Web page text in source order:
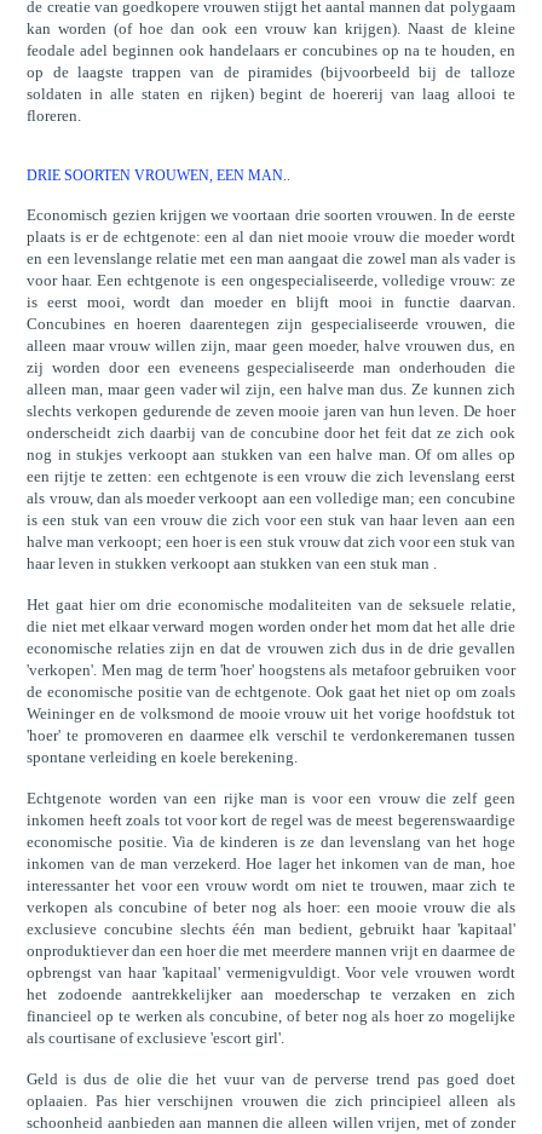
de creatie van goedkopere vrouwen stijgt het aantal mannen dat polygaam
kan worden (of hoe dan ook een vrouw kan krijgen). Naast de kleine
feodale adel beginnen ook handelaars er concubines op na te houden, en
op de laagste trappen van de piramides (bijvoorbeeld bij de talloze
soldaten in alle staten en rijken) begint de hoererij van laag allooi te
floreren.
DRIE SOORTEN VROUWEN, EEN MAN..
Economisch gezien krijgen we voortaan drie soorten vrouwen. In de eerste
plaats is er de echtgenote: een al dan niet mooie vrouw die moeder wordt
en een levenslange relatie met een man aangaat die zowel man als vader is
voor haar. Een echtgenote is een ongespecialiseerde, volledige vrouw: ze
is eerst mooi, wordt dan moeder en blijft mooi in functie daarvan.
Concubines en hoeren daarentegen zijn gespecialiseerde vrouwen, die
alleen maar vrouw willen zijn, maar geen moeder, halve vrouwen dus, en
zij worden door een eveneens gespecialiseerde man onderhouden die
alleen man, maar geen vader wil zijn, een halve man dus. Ze kunnen zich
slechts verkopen gedurende de zeven mooie jaren van hun leven. De hoer
onderscheidt zich daarbij van de concubine door het feit dat ze zich ook
nog in stukjes verkoopt aan stukken van een halve man. Of om alles op
een rijtje te zetten: een echtgenote is een vrouw die zich levenslang eerst
als vrouw, dan als moeder verkoopt aan een volledige man; een concubine
is een stuk van een vrouw die zich voor een stuk van haar leven aan een
halve man verkoopt; een hoer is een stuk vrouw dat zich voor een stuk van
haar leven in stukken verkoopt aan stukken van een stuk man .
Het gaat hier om drie economische modaliteiten van de seksuele relatie,
die niet met elkaar verward mogen worden onder het mom dat het alle drie
economische relaties zijn en dat de vrouwen zich dus in de drie gevallen
'verkopen'. Men mag de term 'hoer' hoogstens als metafoor gebruiken voor
de economische positie van de echtgenote. Ook gaat het niet op om zoals
Weininger en de volksmond de mooie vrouw uit het vorige hoofdstuk tot
'hoer' te promoveren en daarmee elk verschil te verdonkeremanen tussen
spontane verleiding en koele berekening.
Echtgenote worden van een rijke man is voor een vrouw die zelf geen
inkomen heeft zoals tot voor kort de regel was de meest begerenswaardige
economische positie. Via de kinderen is ze dan levenslang van het hoge
inkomen van de man verzekerd. Hoe lager het inkomen van de man, hoe
interessanter het voor een vrouw wordt om niet te trouwen, maar zich te
verkopen als concubine of beter nog als hoer: een mooie vrouw die als
exclusieve concubine slechts één man bedient, gebruikt haar 'kapitaal'
onproduktiever dan een hoer die met meerdere mannen vrijt en daarmee de
opbrengst van haar 'kapitaal' vermenigvuldigt. Voor vele vrouwen wordt
het zodoende aantrekkelijker aan moederschap te verzaken en zich
financieel op te werken als concubine, of beter nog als hoer zo mogelijke
als courtisane of exclusieve 'escort girl'.
Geld is dus de olie die het vuur van de perverse trend pas goed doet
oplaaien. Pas hier verschijnen vrouwen die zich principieel alleen als
schoonheid aanbieden aan mannen die alleen willen vrijen, met of zonder